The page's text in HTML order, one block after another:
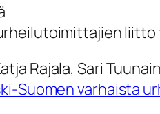
Rajala, Sari
Suomen varhaista